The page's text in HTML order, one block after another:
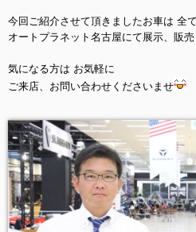
今回ご紹介させて頂きましたお車は 全
オートプラネット名古屋にて展示、販売
気になる方は お気軽に
ご来店、お問い合わせくださいませ